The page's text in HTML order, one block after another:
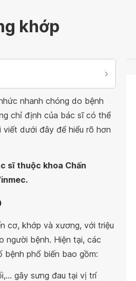
khớp
nhanh chóng do bệnh
chỉ định của bác sĩ có thể
dưới đây để hiểu rõ hơn
sĩ thuộc khoa Chấn
cơ, khớp và xương, với triệu
người bệnh. Hiện tại, các
bệnh phổ biến bao gồm:
gây sưng đau tại vị trí